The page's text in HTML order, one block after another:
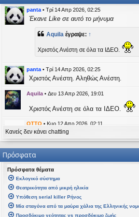
εις panta • Τρί 14 Απρ 2026, 02:25
Έκανε Like σε αυτό το μήνυμα
Aquila έγραψε: ↑
Χριστός Ανέστη σε όλα τα ΙΔΕΟ.
panta • Τρί 14 Απρ 2026, 02:25
Χριστός Ανέστη. Αληθώς Ανέστη.
Aquila • Δευ 13 Απρ 2026, 19:01
Χριστός Ανέστη σε όλα τα ΙΔΕΟ.
OTTO • Κυρ 12 Απρ 2026, 02:11
likes this message
kat_womanέγραψε:↑
pantaέγραψε:↑
Καλή Μεγάλη Εβδομάδα. Καλή
Καλή Ανάσταση σε όλους!
Κανείς δεν κάνει chatting
Πρόσφατα
Πρόσφατα θέματα
Εκλογικό σύστημα
Θεατρικότητα από μικρή ηλικία
Υπόθεση serial killer Ρήνος
Μία σταγόνα από τα μαύρα χάλια της Ελληνικής
Προσδόκιμο νεότητας vs προσδόκιμο ζωής